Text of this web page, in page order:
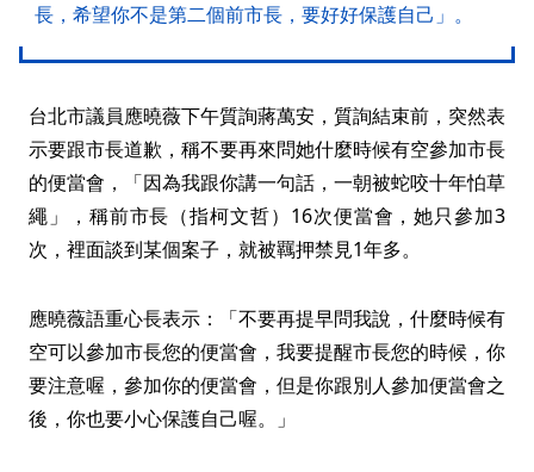
長，希望你不是第二個前市長，要好好保護自己」。
台北市議員應曉薇下午質詢蔣萬安，質詢結束前，突然表
示要跟市長道歉，稱不要再來問她什麼時候有空參加市長
的便當會，「因為我跟你講一句話，一朝被蛇咬十年怕草
繩」，稱前市長（指柯文哲）16次便當會，她只參加3
次，裡面談到某個案子，就被羈押禁見1年多。
應曉薇語重心長表示：「不要再提早問我說，什麼時候有
空可以參加市長您的便當會，我要提醒市長您的時候，你
要注意喔，參加你的便當會，但是你跟別人參加便當會之
後，你也要小心保護自己喔。」